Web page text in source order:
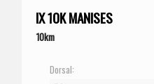
IX 10K MANISES
10km
Dorsal: